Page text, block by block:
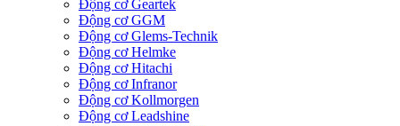
Động cơ Geartek
Động cơ GGM
Động cơ Glems-Technik
Động cơ Helmke
Động cơ Hitachi
Động cơ Infranor
Động cơ Kollmorgen
Động cơ Leadshine